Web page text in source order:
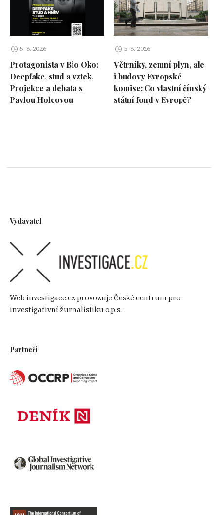
5. 8. 2026
Protagonista v Bio Oko:
Deepfake, stud a vztek.
Projekce a debata s
Pavlou Holcovou
5. 8. 2026
Větrníky, zemní plyn, ale
i budovy Evropské
komise: Co vlastní čínský
státní fond v Evropě?
Vydavatel
Web investigace.cz provozuje České centrum pro
investigativní žurnalistiku o.p.s.
Partneři